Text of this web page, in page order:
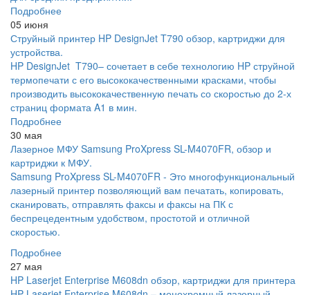
Подробнее
05 июня
Струйный принтер HP DesignJet T790 обзор, картриджи для
устройства.
HP DesignJet T790– сочетает в себе технологию HP струйной
термопечати с его высококачественными красками, чтобы
производить высококачественную печать со скоростью до 2-х
страниц формата A1 в мин.
Подробнее
30 мая
Лазерное МФУ Samsung ProXpress SL-M4070FR, обзор и
картриджи к МФУ.
Samsung ProXpress SL-M4070FR - Это многофункциональный
лазерный принтер позволяющий вам печатать, копировать,
сканировать, отправлять факсы и факсы на ПК с
беспрецедентным удобством, простотой и отличной
скоростью.
Подробнее
27 мая
HP Laserjet Enterprise M608dn обзор, картриджи для принтера